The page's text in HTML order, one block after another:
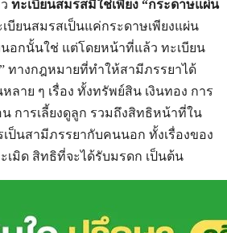
ทะเบียนสมรสมิใช่เพียง “กระดาษแผ่น
บียนสมรสเป็นแค่กระดาษเพียงแผ่น
อกนั้นใช่ แต่โดยหน้าที่แล้ว ทะเบียน
ทางกฎหมายที่ทำให้สามีภรรยาได้
าย ๆ เรื่อง ทั้งทรัพย์สิน เงินทอง การ
น การเลี้ยงดูลูก รวมถึงสิทธิหน้าที่ใน
เป็นสามีภรรยากับคนนอก ทั้งเรื่องของ
เมิด สิทธิที่จะได้รับมรดก เป็นต้น